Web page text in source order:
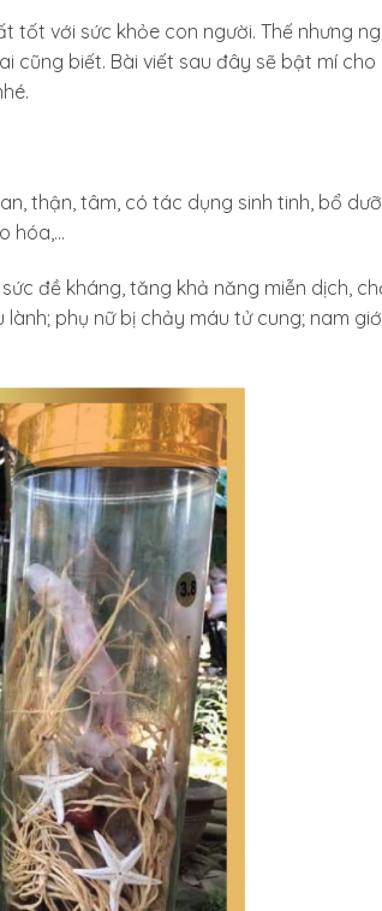
với sức khỏe con người. Thế nhưng
cũng biết. Bài viết sau đây sẽ bật mí cho
thận, tâm, có tác dụng sinh tinh, bổ
hóa,…
đề kháng, tăng khả năng miễn dịch,
phụ nữ bị chảy máu tử cung; nam